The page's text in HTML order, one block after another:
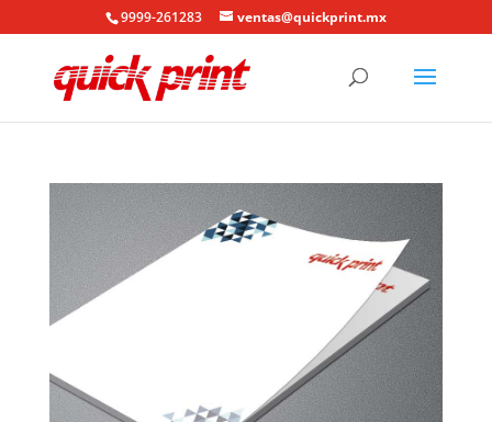
9999-261283 ventas@quickprint.mx